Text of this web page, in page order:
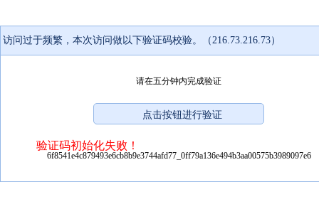
访问过于频繁，本次访问做以下验证码校验。（216.73.216.73）
请在五分钟内完成验证
验证码初始化失败！
6f8541e4c879493e6cb8b9e3744afd77_0ff79a136e494b3aa00575b3989097e6